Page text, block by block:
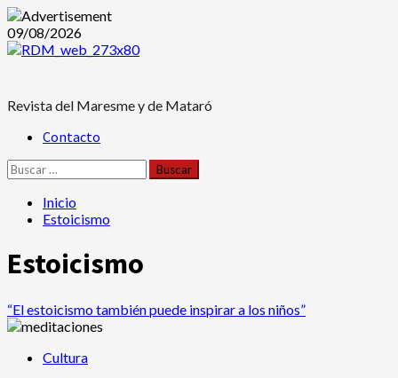
Saltar
al
09/08/2026
Revista del Maresme y de Mataró
Menú Contacto
Buscar:
Inicio
Estoicismo
Estoicismo
“El estoicismo también puede inspirar a los niños”
Cultura